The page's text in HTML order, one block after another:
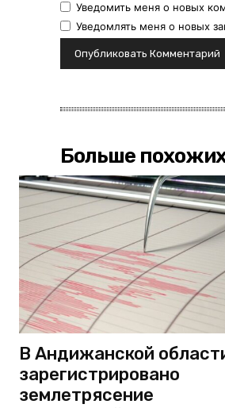
Уведомить меня о новых
Уведомлять меня о новых
Больше
В Андижанской
зарегистрировано
землетрясение